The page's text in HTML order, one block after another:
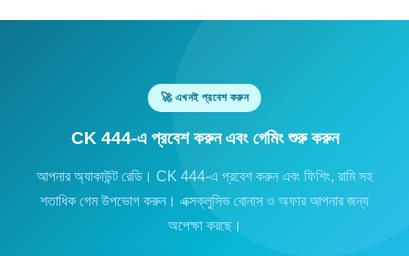
🚀 এখনই প্রবেশ করুন
CK 444-এ প্রবেশ করুন এবং গেমিং শুরু করুন
আপনার অ্যাকাউন্ট রেডি। CK 444-এ প্রবেশ করুন এবং ফিশিং, রামি সহ
শতাধিক গেম উপভোগ করুন। এক্সক্লুসিভ বোনাস ও অফার আপনার জন্য
অপেক্ষা করছে।